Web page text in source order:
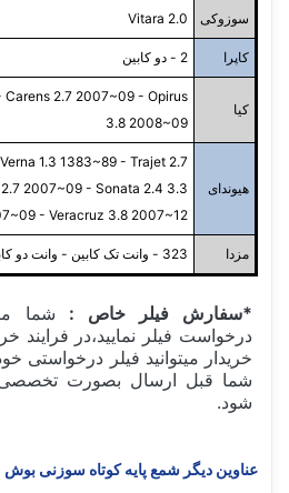
سوزوکی Vitara 2.0
کاپرا 2 - دو کابین
کیا
2.7 2007~09 - Opirus
3.8 2008~09
هیوندای
1.3 1383~89 - Trajet 2.7
2007~09 - Sonata 2.4 3.3
- Veracruz 3.8 2007~12
مزدا 323 - وانت تک کابین - وانت دو کابین
*سفارش فیلر خاص : شما
درخواست فیلر نمایید،در فرایند
خریدار میتوانید فیلر درخواستی
شما قبل ارسال بصورت تخصصی
شود.
عناوین دیگر شمع پایه کوتاه سوزنی بوش 6730: